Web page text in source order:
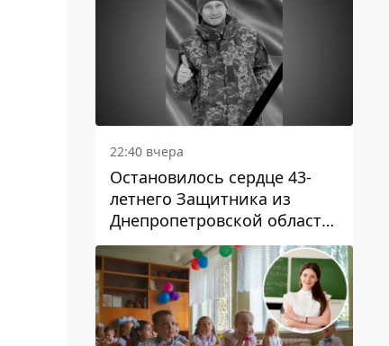
22:40 вчера
Остановилось сердце 43-
летнего Защитника из
Днепропетровской области
Евгения Зинченко